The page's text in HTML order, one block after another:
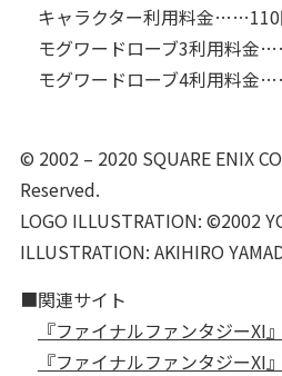
キャラクター利用料金……110
モグワードローブ3利用料金
モグワードローブ4利用料金
© 2002 – 2020 SQUARE ENIX
Reserved.
LOGO ILLUSTRATION: ©2002
ILLUSTRATION: AKIHIRO
■関連サイト
『ファイナルファンタジーXI
『ファイナルファンタジーXI